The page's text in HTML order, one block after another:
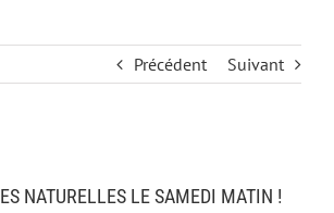
Précédent Suivant
NATURELLES LE SAMEDI MATIN !